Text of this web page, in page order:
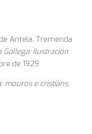
Antela. Tremenda
Gallega: Ilustración
de 1929
mouros e cristiáns,